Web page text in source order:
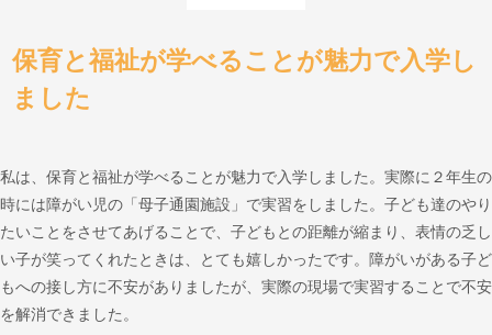
保育と福祉が学べることが魅力で入学し
ました
私は、保育と福祉が学べることが魅力で入学しました。実際に２年生の
時には障がい児の「母子通園施設」で実習をしました。子ども達のやり
たいことをさせてあげることで、子どもとの距離が縮まり、表情の乏し
い子が笑ってくれたときは、とても嬉しかったです。障がいがある子ど
もへの接し方に不安がありましたが、実際の現場で実習することで不安
を解消できました。